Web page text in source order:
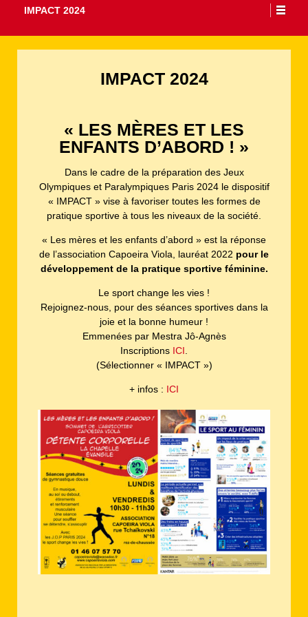
IMPACT 2024
IMPACT 2024
« LES MÈRES ET LES
ENFANTS D’ABORD ! »
Dans le cadre de la préparation des Jeux
Olympiques et Paralympiques Paris 2024 le dispositif
« IMPACT » vise à favoriser toutes les formes de
pratique sportive à tous les niveaux de la société.
« Les mères et les enfants d’abord » est la réponse
de l’association Capoeira Viola, lauréat 2022 pour le
développement de la pratique sportive féminine.
Le sport change les vies !
Rejoignez-nous, pour des séances sportives dans la
joie et la bonne humeur !
Emmenées par Mestra Jô-Agnès
Inscriptions ICI
(Sélectionner « IMPACT »)
+ infos : ICI